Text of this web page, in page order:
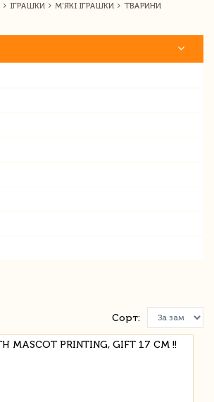
ІГРАШКИ М'ЯКІ ІГРАШКИ
ТВАРИНИ
Сорт:
MASCOT PRINTING, GIFT 17 СМ !!